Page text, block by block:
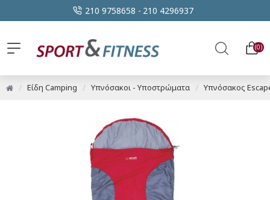
210 9758658 - 210 4296937
0
Είδη Camping Υπνόσακοι - Υποστρώματα Υπνόσακος